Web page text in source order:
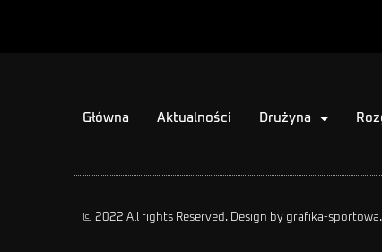
Główna Aktualności Drużyna
© 2022 All rights Reserved. Design by grafika-